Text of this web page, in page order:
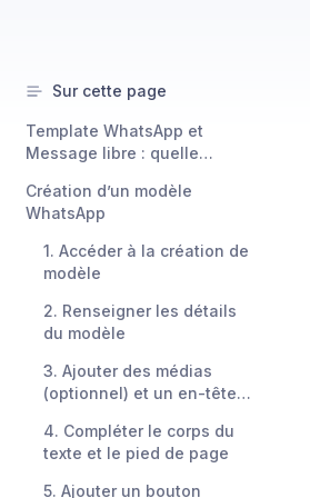
Sur cette page
Template WhatsApp et
Message libre : quelle
Création d’un modèle
WhatsApp
1. Accéder à la création de
modèle
2. Renseigner les détails
du modèle
3. Ajouter des médias
(optionnel) et un en-tête
4. Compléter le corps du
texte et le pied de page
5. Ajouter un bouton